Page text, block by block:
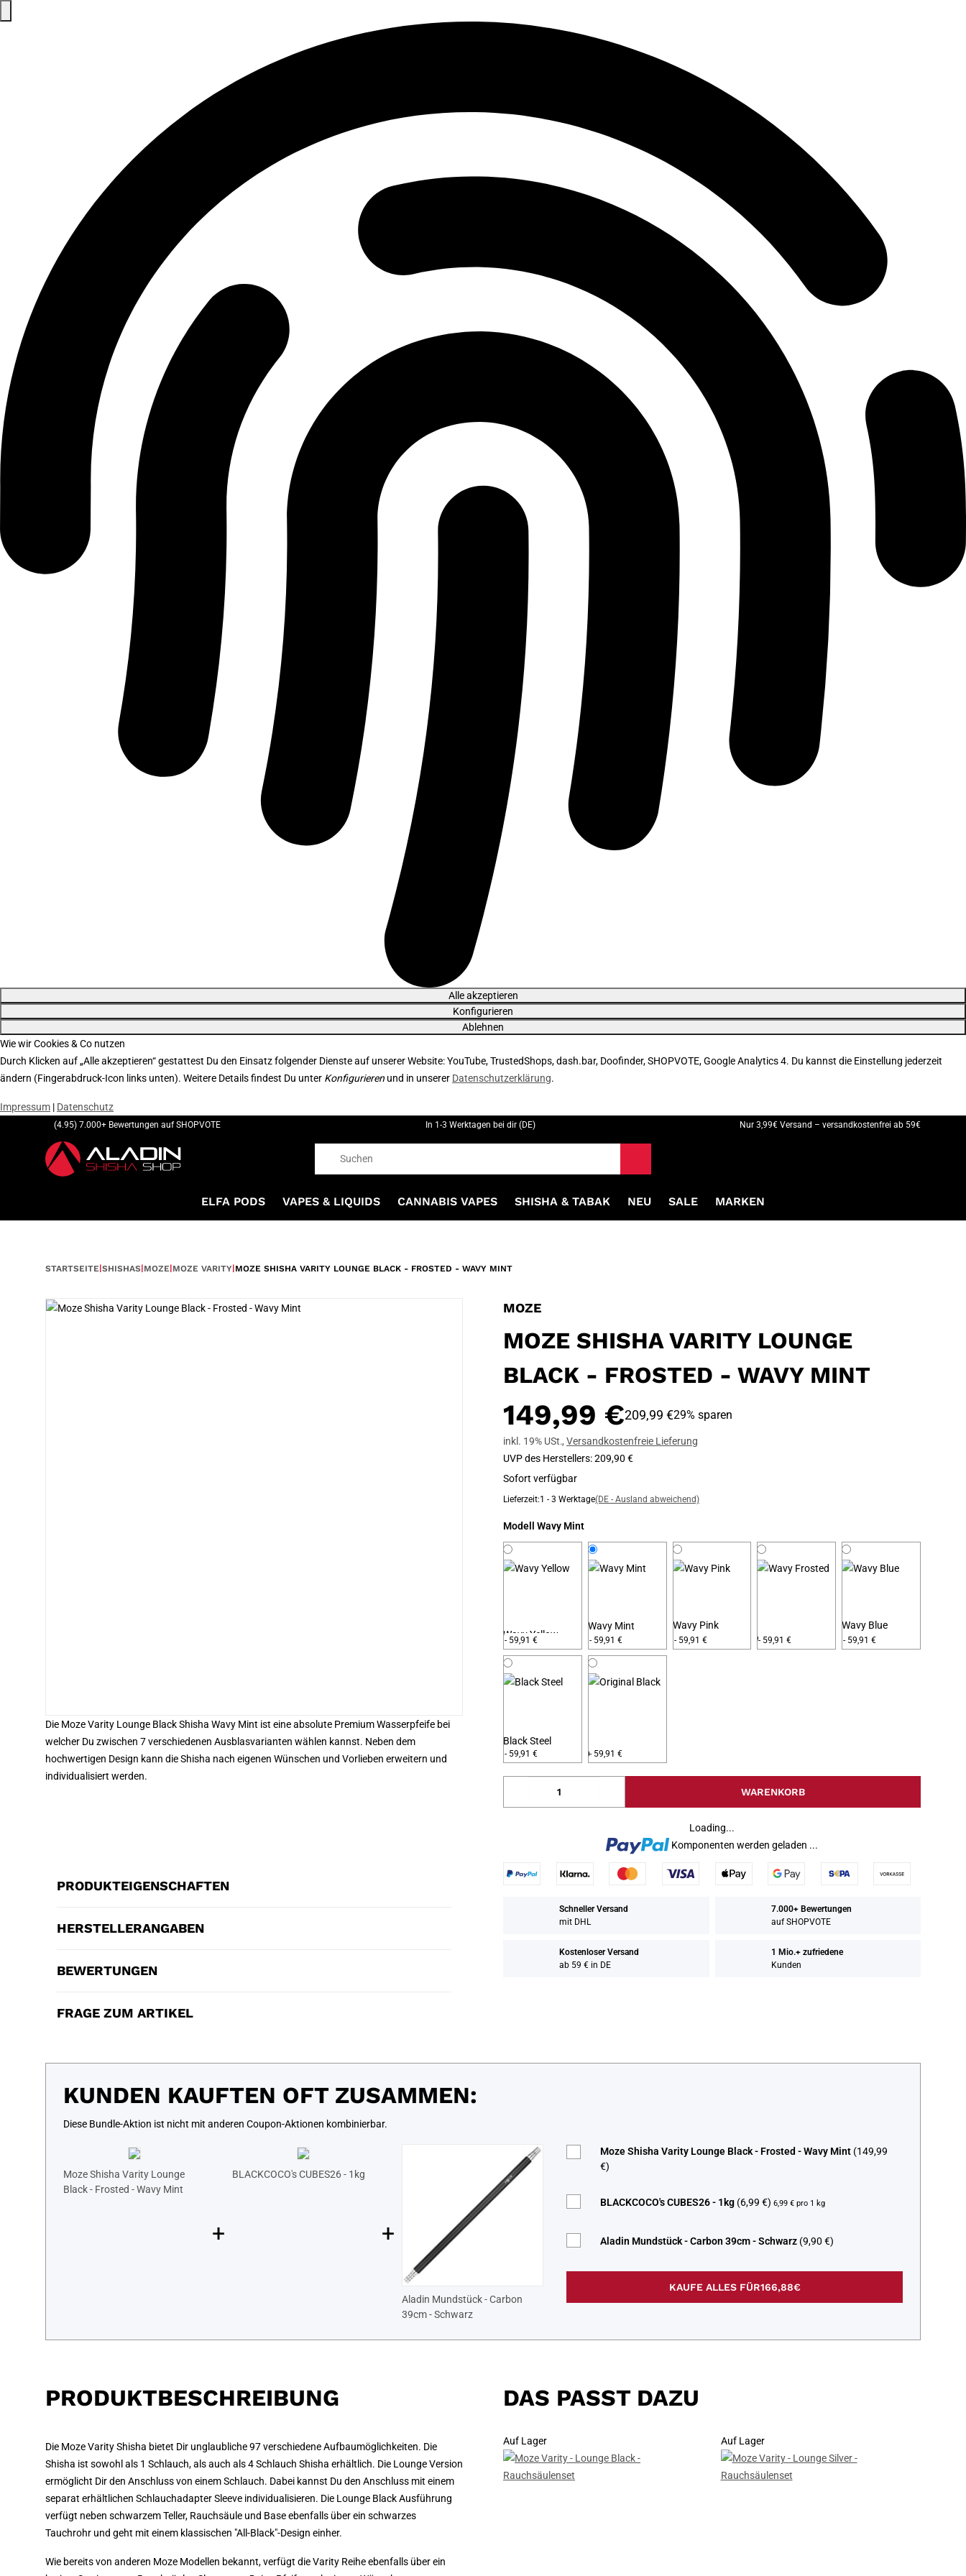
Alle akzeptieren
Konfigurieren
Ablehnen
Wie wir Cookies & Co nutzen
Durch Klicken auf „Alle akzeptieren“ gestattest Du den Einsatz folgender Dienste auf unserer Website: YouTube, TrustedShops, dash.bar, Doofinder, SHOPVOTE, Google Analytics 4. Du kannst die Einstellung jederzeit
ändern (Fingerabdruck-Icon links unten). Weitere Details findest Du unter Konfigurieren und in unserer Datenschutzerklärung.
Impressum | Datenschutz
(4.95) 7.000+ Bewertungen auf SHOPVOTE In 1-3 Werktagen bei dir (DE) Nur 3,99€ Versand – versandkostenfrei ab 59€
ELFA PODS VAPES & LIQUIDS CANNABIS VAPES SHISHA & TABAK NEU SALE MARKEN
STARTSEITE SHISHAS MOZE MOZE VARITY MOZE SHISHA VARITY LOUNGE BLACK - FROSTED - WAVY MINT
MOZE
MOZE SHISHA VARITY LOUNGE
BLACK - FROSTED - WAVY MINT
149,99 €209,99 €29% sparen
inkl. 19% USt., Versandkostenfreie Lieferung
UVP des Herstellers:209,90 €
Sofort verfügbar
Lieferzeit:1 - 3 Werktage(DE - Ausland abweichend)
Modell Wavy Mint
Wavy Yellow
- 59,91 €
Wavy Mint
- 59,91 €
Wavy Pink
- 59,91 € Wavy Frosted
- 59,91 €
Wavy Blue
- 59,91 €
Black Steel
- 59,91 € Original Black
- 59,91 €
WARENKORB
Loading...
Komponenten werden geladen ...
Schneller Versand
mit DHL
7.000+ Bewertungen
auf SHOPVOTE
Kostenloser Versand
ab 59 € in DE
1 Mio.+ zufriedene
Kunden
Die Moze Varity Lounge Black Shisha Wavy Mint ist eine absolute Premium Wasserpfeife bei
welcher Du zwischen 7 verschiedenen Ausblasvarianten wählen kannst. Neben dem
hochwertigen Design kann die Shisha nach eigenen Wünschen und Vorlieben erweitern und
individualisiert werden.
PRODUKTEIGENSCHAFTEN
HERSTELLERANGABEN
BEWERTUNGEN
FRAGE ZUM ARTIKEL
KUNDEN KAUFTEN OFT ZUSAMMEN:
Diese Bundle-Aktion ist nicht mit anderen Coupon-Aktionen kombinierbar.
Moze Shisha Varity Lounge
Black - Frosted - Wavy Mint
+
BLACKCOCO's CUBES26 - 1kg
+
Aladin Mundstück - Carbon
39cm - Schwarz
Moze Shisha Varity Lounge Black - Frosted - Wavy Mint(149,99
€)
BLACKCOCO's CUBES26 - 1kg(6,99 €) 6,99 € pro 1 kg
Aladin Mundstück - Carbon 39cm - Schwarz(9,90 €)
KAUFE ALLES FÜR166,88€
PRODUKTBESCHREIBUNG
Die Moze Varity Shisha bietet Dir unglaubliche 97 verschiedene Aufbaumöglichkeiten. Die
Shisha ist sowohl als 1 Schlauch, als auch als 4 Schlauch Shisha erhältlich. Die Lounge Version
ermöglicht Dir den Anschluss von einem Schlauch. Dabei kannst Du den Anschluss mit einem
separat erhältlichen Schlauchadapter Sleeve individualisieren. Die Lounge Black Ausführung
verfügt neben schwarzem Teller, Rauchsäule und Base ebenfalls über ein schwarzes
Tauchrohr und geht mit einem klassischen "All-Black"-Design einher.
Wie bereits von anderen Moze Modellen bekannt, verfügt die Varity Reihe ebenfalls über ein
DAS PASST DAZU
Auf Lager Auf Lager